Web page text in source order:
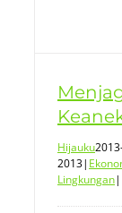
Hijauku
2013|
Lingkungan|